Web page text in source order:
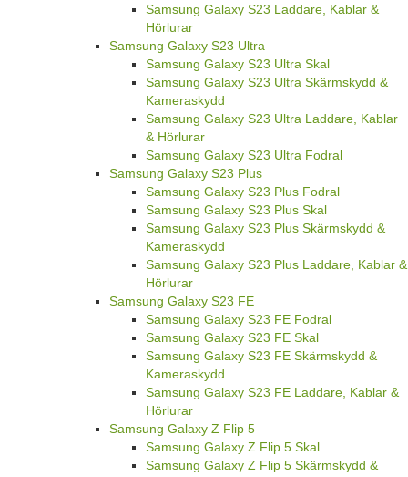
Samsung Galaxy S23 Laddare, Kablar &
Hörlurar
Samsung Galaxy S23 Ultra
Samsung Galaxy S23 Ultra Skal
Samsung Galaxy S23 Ultra Skärmskydd &
Kameraskydd
Samsung Galaxy S23 Ultra Laddare, Kablar
& Hörlurar
Samsung Galaxy S23 Ultra Fodral
Samsung Galaxy S23 Plus
Samsung Galaxy S23 Plus Fodral
Samsung Galaxy S23 Plus Skal
Samsung Galaxy S23 Plus Skärmskydd &
Kameraskydd
Samsung Galaxy S23 Plus Laddare, Kablar &
Hörlurar
Samsung Galaxy S23 FE
Samsung Galaxy S23 FE Fodral
Samsung Galaxy S23 FE Skal
Samsung Galaxy S23 FE Skärmskydd &
Kameraskydd
Samsung Galaxy S23 FE Laddare, Kablar &
Hörlurar
Samsung Galaxy Z Flip 5
Samsung Galaxy Z Flip 5 Skal
Samsung Galaxy Z Flip 5 Skärmskydd &